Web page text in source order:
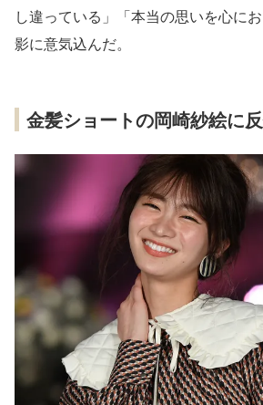
し違っている」「本当の思いを心に
影に意気込んだ。
金髪ショートの岡崎紗絵に